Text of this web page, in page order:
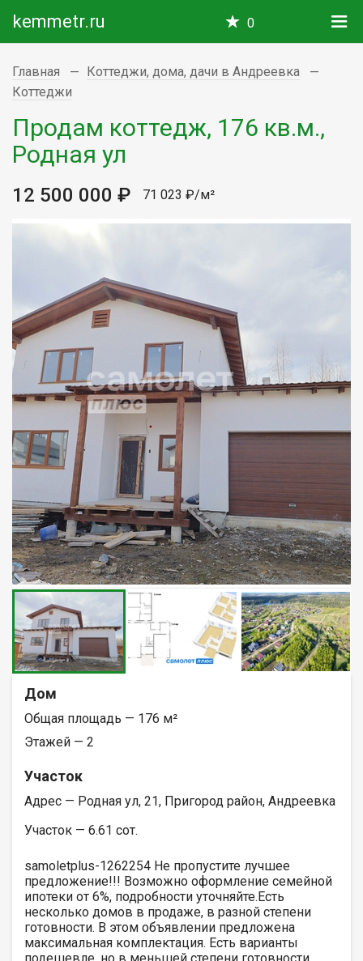
kemmetr.ru 0
Главная
Коттеджи, дома, дачи в Андреевка
Коттеджи
Продам коттедж, 176 кв.м.,
Родная ул
12 500 000 ₽ 71 023 ₽/м²
Дом
Общая площадь — 176 м²
Этажей — 2
Участок
Адрес — Родная ул, 21, Пригород район, Андреевка
Участок — 6.61 сот.
samoletplus-1262254 Не пропустите лучшее
предложение!!! Возможно оформление семейной
ипотеки от 6%, подробности уточняйте.Есть
несколько домов в продаже, в разной степени
готовности. В этом объявлении предложена
максимальная комплектация. Есть варианты